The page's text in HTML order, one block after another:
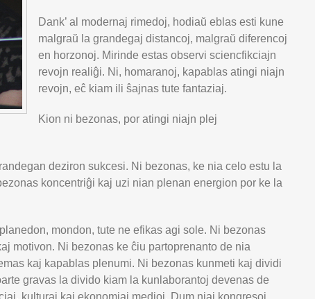
Dank’ al modernaj rimedoj, hodiaŭ eblas esti kune
malgraŭ la grandegaj distancoj, malgraŭ diferencoj
en horzonoj. Mirinde estas observi sciencfikciajn
revojn realiĝi. Ni, homaranoj, kapablas atingi niajn
revojn, eĉ kiam ili ŝajnas tute fantaziaj.
Kion ni bezonas, por atingi niajn plej
deziron sukcesi. Ni bezonas, ke nia celo estu la
koncentriĝi kaj uzi nian plenan energion por ke la
mondon, tute ne efikas agi sole. Ni bezonas
motivon. Ni bezonas ke ĉiu partoprenanto de nia
kaj kapablas plenumi. Ni bezonas kunmeti kaj dividi
gravas la divido kiam la kunlaborantoj devenas de
kulturaj kaj ekonomiaj medioj. Dum niaj kongresoj